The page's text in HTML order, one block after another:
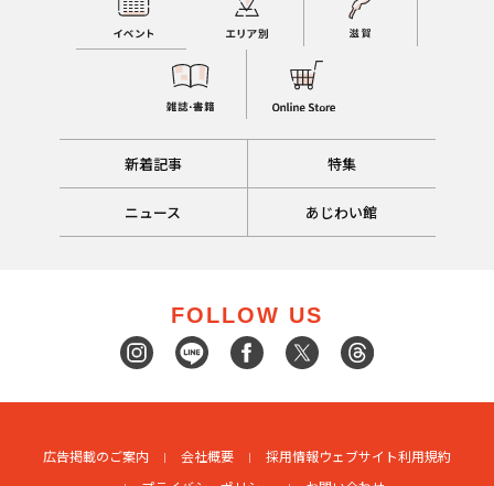
新着記事 特集
ニュース あじわい館
FOLLOW US
広告掲載のご案内 会社概要 採用情報ウェブサイト利用規約